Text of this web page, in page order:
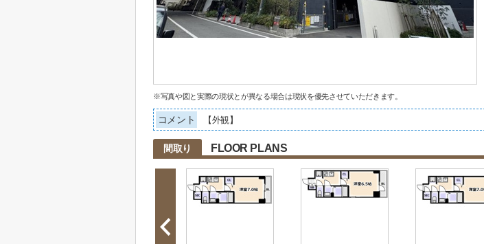
※写真や図と実際の現状とが異なる場合は現状を優先させていただきます。
コメント 【外観】
間取り FLOOR PLANS